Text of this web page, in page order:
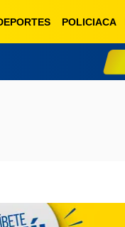
POLICIACA